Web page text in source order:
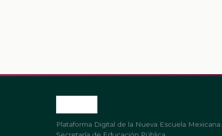
Plataforma Digital de la Nueva Escuela Mexicana.